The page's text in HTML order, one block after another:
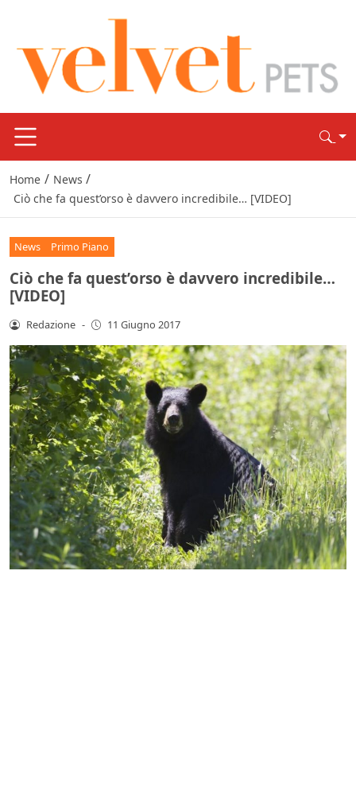
Home / News /
Ciò che fa quest’orso è davvero incredibile… [VIDEO]
News Primo Piano
Ciò che fa quest’orso è davvero incredibile…
[VIDEO]
Redazione - 11 Giugno 2017